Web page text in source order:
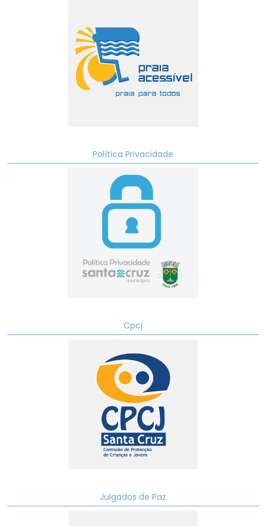
Política Privacidade
Cpcj
Julgados de Paz